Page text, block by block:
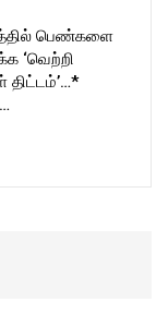
பெண்களை
‘வெற்றி